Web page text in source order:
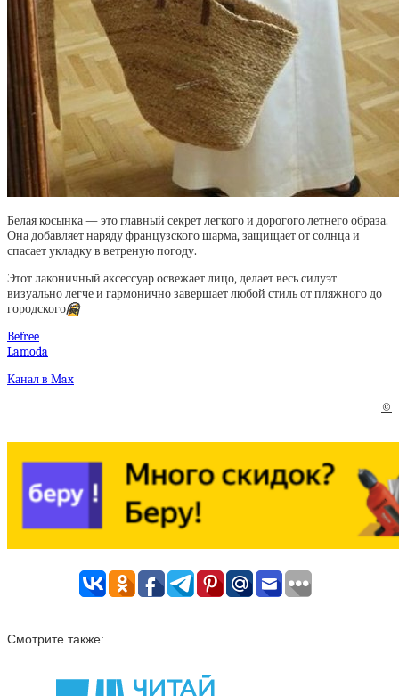
Белая косынка — это главный секрет легкого и дорогого летнего образа.
Она добавляет наряду французского шарма, защищает от солнца и
спасает укладку в ветреную погоду.
Этот лаконичный аксессуар освежает лицо, делает весь силуэт
визуально легче и гармонично завершает любой стиль от пляжного до
городского🤗
Befree
Lamoda
Канал в Max
©
Смотрите также: